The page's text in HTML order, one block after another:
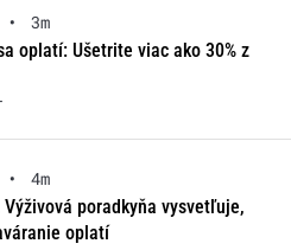
•
3m
oplatí: Ušetrite viac ako 30% z
•
4m
poradkyňa vysvetľuje,
oplatí